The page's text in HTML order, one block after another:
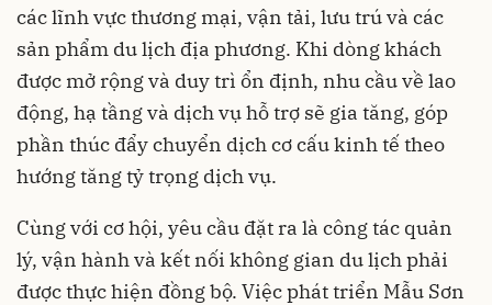
các lĩnh vực thương mại, vận tải, lưu trú và các
sản phẩm du lịch địa phương. Khi dòng khách
được mở rộng và duy trì ổn định, nhu cầu về lao
động, hạ tầng và dịch vụ hỗ trợ sẽ gia tăng, góp
phần thúc đẩy chuyển dịch cơ cấu kinh tế theo
hướng tăng tỷ trọng dịch vụ.
Cùng với cơ hội, yêu cầu đặt ra là công tác quản
lý, vận hành và kết nối không gian du lịch phải
được thực hiện đồng bộ. Việc phát triển Mẫu Sơn